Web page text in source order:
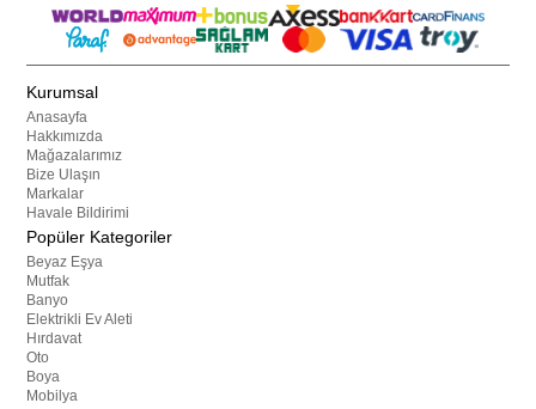
Kurumsal
Anasayfa
Hakkımızda
Mağazalarımız
Bize Ulaşın
Markalar
Havale Bildirimi
Popüler Kategoriler
Beyaz Eşya
Mutfak
Banyo
Elektrikli Ev Aleti
Hırdavat
Oto
Boya
Mobilya